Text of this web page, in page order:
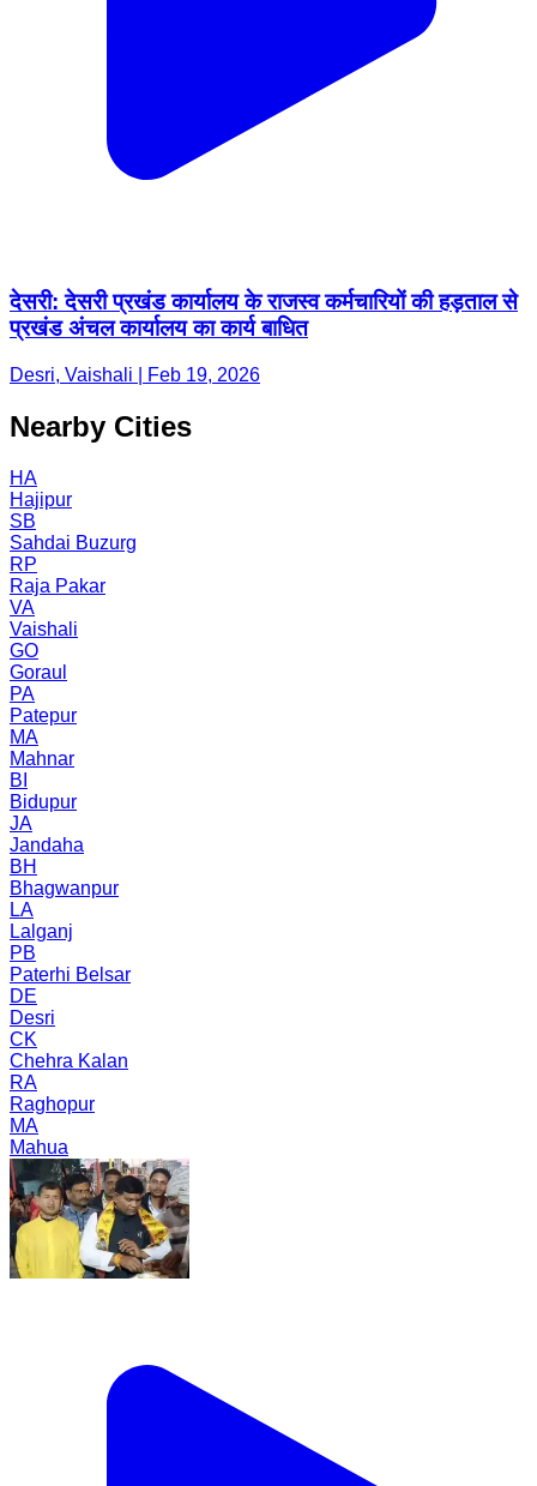
देसरी: देसरी प्रखंड कार्यालय के राजस्व कर्मचारियों की हड़ताल से
प्रखंड अंचल कार्यालय का कार्य बाधित
Desri, Vaishali | Feb 19, 2026
Nearby Cities
HA
Hajipur
SB
Sahdai Buzurg
RP
Raja Pakar
VA
Vaishali
GO
Goraul
PA
Patepur
MA
Mahnar
BI
Bidupur
JA
Jandaha
BH
Bhagwanpur
LA
Lalganj
PB
Paterhi Belsar
DE
Desri
CK
Chehra Kalan
RA
Raghopur
MA
Mahua